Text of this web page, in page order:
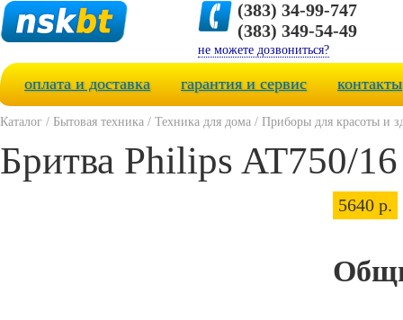
(383) 34-99-747
(383) 349-54-49
не можете дозвониться?
оплата и доставка гарантия и сервис контакты
Каталог / Бытовая техника / Техника для дома / Приборы для красоты и
Бритва Philips AT750/16
5640 р.